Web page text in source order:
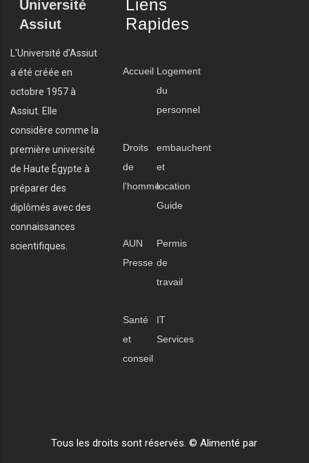
Université
Assiut
L'Université d'Assiut
a été créée en
octobre 1957 à
Assiut. Elle
considère comme la
première université
de Haute Égypte à
préparer des
diplômés avec des
connaissances
scientifiques.
Liens
Rapides
Accueil Logement
du
personnel
Droits
de
l'homme
embauchent
et
location
Guide
AUN
Presse
Permis
de
travail
Santé
et
conseil
IT
Services
Tous les droits sont réservés. © Alimenté par